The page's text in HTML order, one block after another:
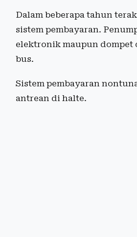
Dalam beberapa tahun
sistem pembayaran.
elektronik maupun dompet
bus.
Sistem pembayaran
antrean di halte.